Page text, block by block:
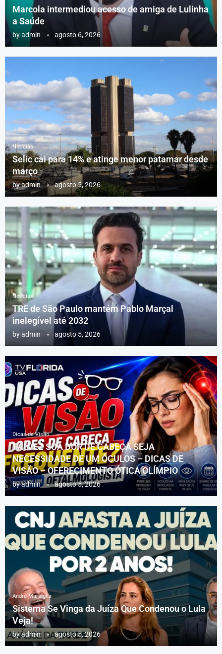
Marcola intermediou acesso de amiga de Lulinha
a Saúde
byadmin agosto 6, 2026
Notícias
Selic cai para 14% e atinge menor patamar desde
março
byadmin agosto 5, 2026
Notícias
TRE de São Paulo mantém Pablo Marçal
inelegível até 2032
byadmin agosto 5, 2026
Dicas de Visão
TALVEZ SUA DOR DE CABEÇA SEJA
NECESSIDADE DE UM ÓCULOS – DICAS DE
VISÃO – OFERECIMENTO ÓTICA OLÍMPIO
byadmin agosto 5, 2026
Andre Marsiglia
Sistema Se Vinga da Juíza Que Condenou o Lula
Veja!
byadmin agosto 5, 2026